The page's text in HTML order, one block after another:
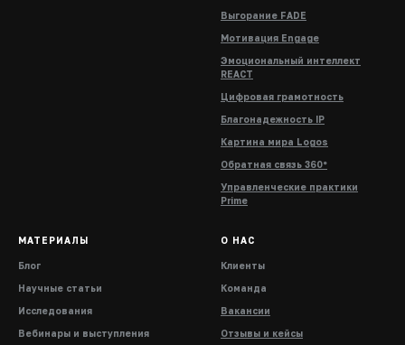
Выгорание FADE
Мотивация Engage
Эмоциональный интеллект
REACT
Цифровая грамотность
Благонадежность IP
Картина мира Logos
Обратная связь 360°
Управленческие практики
Prime
МАТЕРИАЛЫ
Блог
Научные статьи
Исследования
Вебинары и выступления
О НАС
Клиенты
Команда
Вакансии
Отзывы и кейсы